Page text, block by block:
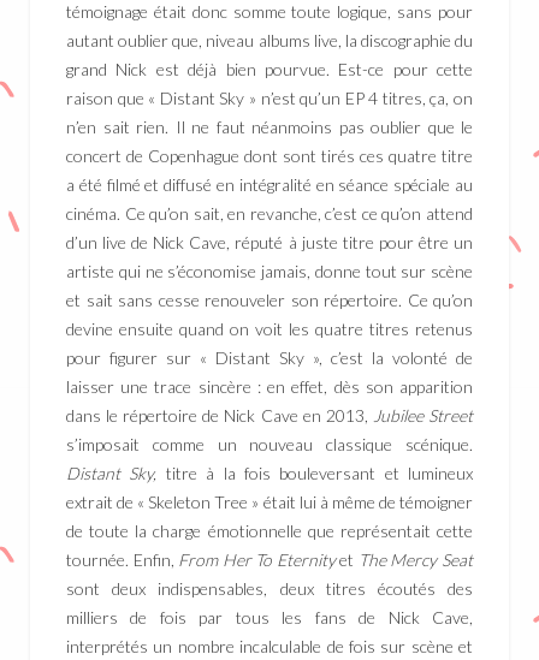
témoignage était donc somme toute logique, sans pour
autant oublier que, niveau albums live, la discographie du
grand Nick est déjà bien pourvue. Est-ce pour cette
raison que « Distant Sky » n’est qu’un EP 4 titres, ça, on
n’en sait rien. Il ne faut néanmoins pas oublier que le
concert de Copenhague dont sont tirés ces quatre titre
a été filmé et diffusé en intégralité en séance spéciale au
cinéma. Ce qu’on sait, en revanche, c’est ce qu’on attend
d’un live de Nick Cave, réputé à juste titre pour être un
artiste qui ne s’économise jamais, donne tout sur scène
et sait sans cesse renouveler son répertoire. Ce qu’on
devine ensuite quand on voit les quatre titres retenus
pour figurer sur « Distant Sky », c’est la volonté de
laisser une trace sincère : en effet, dès son apparition
dans le répertoire de Nick Cave en 2013,
Jubilee Street
s’imposait comme un nouveau classique scénique.
Distant Sky, titre à la fois bouleversant et lumineux
extrait de « Skeleton Tree » était lui à même de témoigner
de toute la charge émotionnelle que représentait cette
tournée. Enfin, From Her To Eternityet The Mercy Seat
sont deux indispensables, deux titres écoutés des
milliers de fois par tous les fans de Nick Cave,
interprétés un nombre incalculable de fois sur scène et